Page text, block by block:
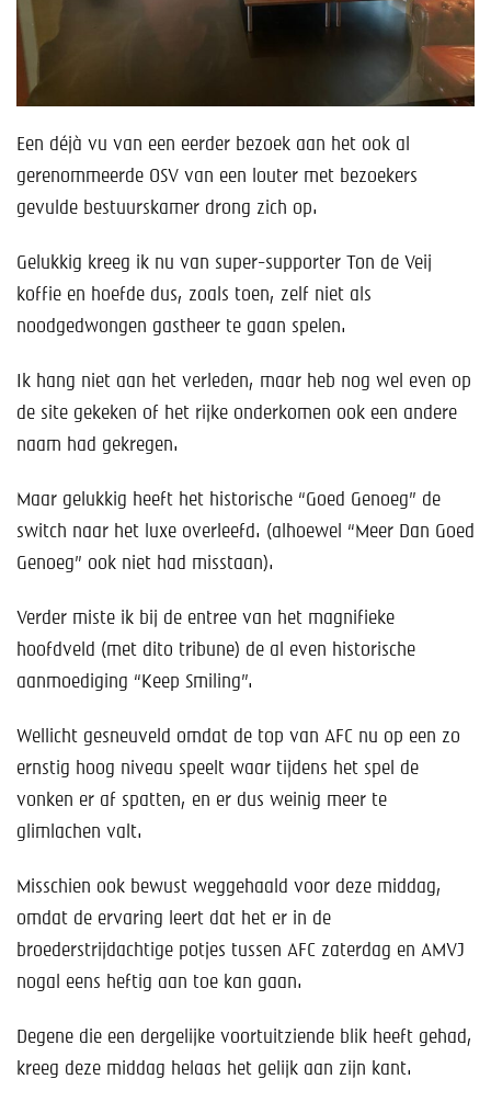
Een déjà vu van een eerder bezoek aan het ook al
gerenommeerde OSV van een louter met bezoekers
gevulde bestuurskamer drong zich op.
Gelukkig kreeg ik nu van super-supporter Ton de Veij
koffie en hoefde dus, zoals toen, zelf niet als
noodgedwongen gastheer te gaan spelen.
Ik hang niet aan het verleden, maar heb nog wel even op
de site gekeken of het rijke onderkomen ook een andere
naam had gekregen.
Maar gelukkig heeft het historische “Goed Genoeg” de
switch naar het luxe overleefd. (alhoewel “Meer Dan Goed
Genoeg” ook niet had misstaan).
Verder miste ik bij de entree van het magnifieke
hoofdveld (met dito tribune) de al even historische
aanmoediging “Keep Smiling”.
Wellicht gesneuveld omdat de top van AFC nu op een zo
ernstig hoog niveau speelt waar tijdens het spel de
vonken er af spatten, en er dus weinig meer te
glimlachen valt.
Misschien ook bewust weggehaald voor deze middag,
omdat de ervaring leert dat het er in de
broederstrijdachtige potjes tussen AFC zaterdag en AMVJ
nogal eens heftig aan toe kan gaan.
Degene die een dergelijke voortuitziende blik heeft gehad,
kreeg deze middag helaas het gelijk aan zijn kant.